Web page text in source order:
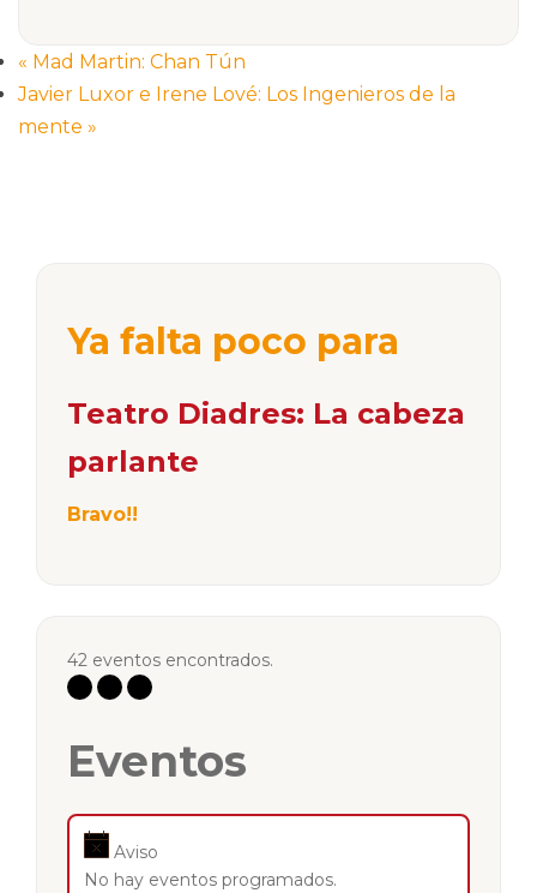
« Mad Martin: Chan Tún
Javier Luxor e Irene Lové: Los Ingenieros de la
mente »
Ya falta poco para
Teatro Diadres: La cabeza
parlante
Bravo!!
42 eventos encontrados.
Eventos
Aviso
No hay eventos programados.